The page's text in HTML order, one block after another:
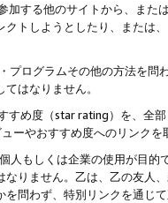
加する他のサイトから、ま
クトしようとしたり、または
プログラムその他の方法を
はなりません。
すめ度（star rating）を、全
ーやおすすめ度へのリンクを
人もしくは企業の使用が目
りません。乙は、乙の友人
問わず、特別リンクを通じ